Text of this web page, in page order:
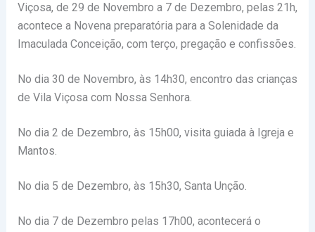
Viçosa, de 29 de Novembro a 7 de Dezembro, pelas 21h,
acontece a Novena preparatória para a Solenidade da
Imaculada Conceição, com terço, pregação e confissões.
No dia 30 de Novembro, às 14h30, encontro das crianças
de Vila Viçosa com Nossa Senhora.
No dia 2 de Dezembro, às 15h00, visita guiada à Igreja e
Mantos.
No dia 5 de Dezembro, às 15h30, Santa Unção.
No dia 7 de Dezembro pelas 17h00, acontecerá o